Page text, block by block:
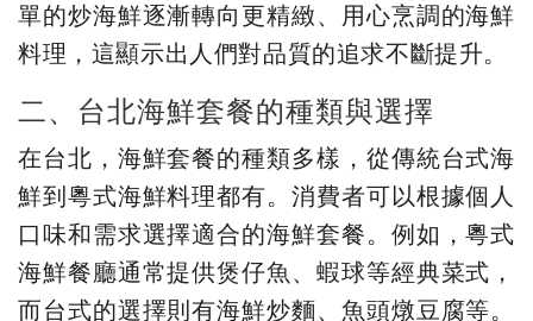
單的炒海鮮逐漸轉向更精緻、用心烹調的海鮮
料理，這顯示出人們對品質的追求不斷提升。
二、台北海鮮套餐的種類與選擇
在台北，海鮮套餐的種類多樣，從傳統台式海
鮮到粵式海鮮料理都有。消費者可以根據個人
口味和需求選擇適合的海鮮套餐。例如，粵式
海鮮餐廳通常提供煲仔魚、蝦球等經典菜式，
而台式的選擇則有海鮮炒麵、魚頭燉豆腐等。